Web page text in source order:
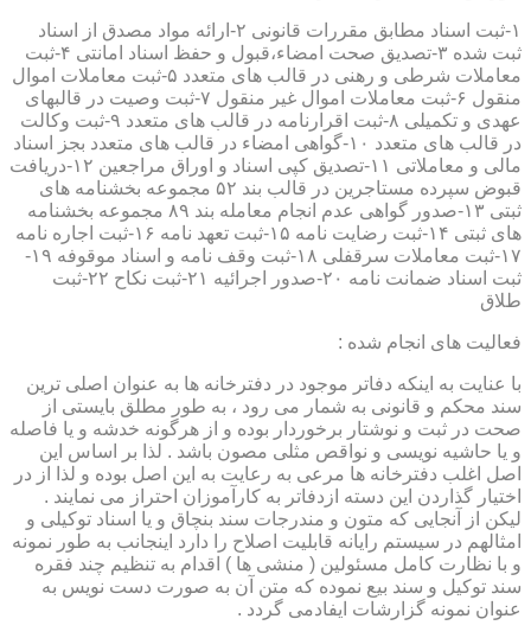
۱-ثبت اسناد مطابق مقررات قانونی ۲-ارائه مواد مصدق از اسناد
ثبت شده ۳-تصدیق صحت امضاء،قبول و حفظ اسناد امانتی ۴-ثبت
معاملات شرطی و رهنی در قالب های متعدد ۵-ثبت معاملات اموال
منقول ۶-ثبت معاملات اموال غیر منقول ۷-ثبت وصیت در قالبهای
عهدی و تکمیلی ۸-ثبت اقرارنامه در قالب های متعدد ۹-ثبت وکالت
در قالب های متعدد ۱۰-گواهی امضاء در قالب های متعدد بجز اسناد
مالی و معاملاتی ۱۱-تصدیق کپی اسناد و اوراق مراجعین ۱۲-دریافت
قبوض سپرده مستاجرین در قالب بند ۵۲ مجموعه بخشنامه های
ثبتی ۱۳-صدور گواهی عدم انجام معامله بند ۸۹ مجموعه بخشنامه
های ثبتی ۱۴-ثبت رضایت نامه ۱۵-ثبت تعهد نامه ۱۶-ثبت اجاره نامه
۱۷-ثبت معاملات سرقفلی ۱۸-ثبت وقف نامه و اسناد موقوفه ۱۹-
ثبت اسناد ضمانت نامه ۲۰-صدور اجرائیه ۲۱-ثبت نکاح ۲۲-ثبت
طلاق
فعالیت های انجام شده :
با عنایت به اینکه دفاتر موجود در دفترخانه ها به عنوان اصلی ترین
سند محکم و قانونی به شمار می رود ، به طور مطلق بایستی از
صحت در ثبت و نوشتار برخوردار بوده و از هرگونه خدشه و یا فاصله
و یا حاشیه نویسی و نواقص مثلی مصون باشد . لذا بر اساس این
اصل اغلب دفترخانه ها مرعی به رعایت به این اصل بوده و لذا از در
اختیار گذاردن این دسته ازدفاتر به کارآموزان احتراز می نمایند .
لیکن از آنجایی که متون و مندرجات سند بنچاق و یا اسناد توکیلی و
امثالهم در سیستم رایانه قابلیت اصلاح را دارد اینجانب به طور نمونه
و با نظارت کامل مسئولین ( منشی ها ) اقدام به تنظیم چند فقره
سند توکیل و سند بیع نموده که متن آن به صورت دست نویس به
عنوان نمونه گزارشات ایفادمی گردد .